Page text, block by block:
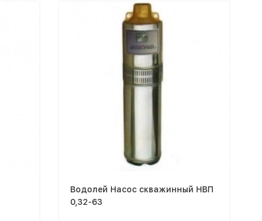
Водолей Насос скважинный НВП
0,32-63